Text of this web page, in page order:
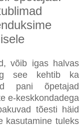
võib igas halvas
see kehtib ka
pani õpetajad
e-keskkondadega
tõesti häid
kasutamine tuleks